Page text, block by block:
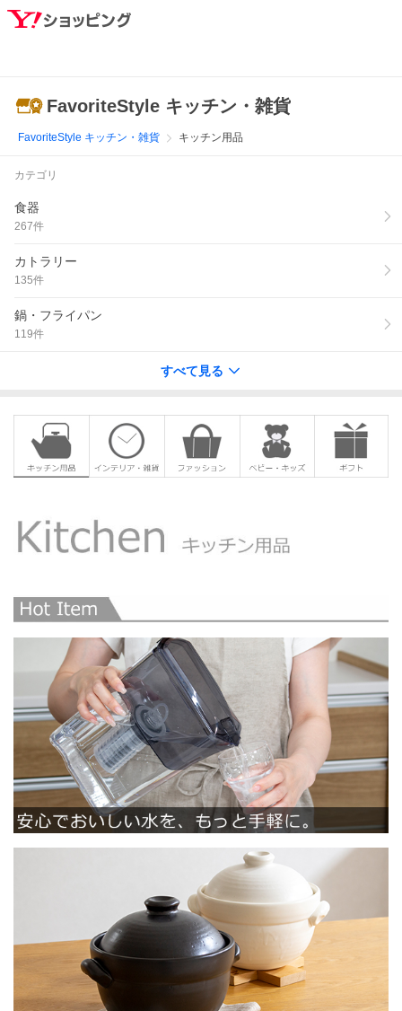
FavoriteStyle キッチン・雑貨
FavoriteStyle キッチン・雑貨 キッチン用品
カテゴリ
食器
267件
カトラリー
135件
鍋・フライパン
119件
すべて見る